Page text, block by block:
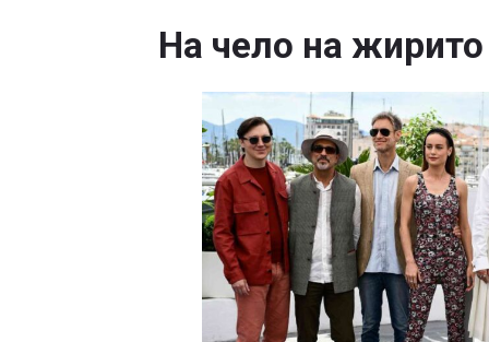
На чело на